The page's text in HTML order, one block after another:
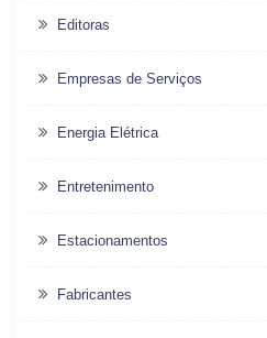
Editoras
Empresas de Serviços
Energia Elétrica
Entretenimento
Estacionamentos
Fabricantes